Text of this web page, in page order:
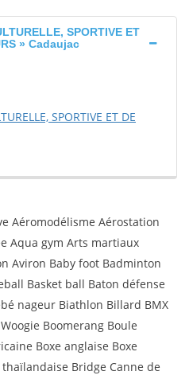
SPORTIVE ET
» Cadaujac
SPORTIVE ET DE
Aéromodélisme Aérostation
Aqua gym Arts martiaux
Aviron Baby foot Badminton
Basket ball Baton défense
nageur Biathlon Billard BMX
Boomerang Boule
Boxe anglaise Boxe
Bridge Canne de